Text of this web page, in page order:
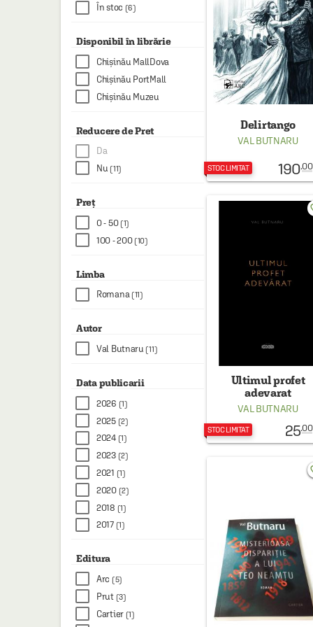
HAINE SI ACCESORII
JOCURI SI JUCARII
PLAYGROUND
COSMETICE
DISNEY
CURSURI LIMBI STRAINE
PROMOȚII ȘI SELECȚII
În stoc (6)
Disponibil în librărie
Chișinău MallDova
Chișinău PortMall
Chișinău Muzeu
Reducere de Pret
Da
Nu (11)
Preț
0 - 50 (1)
100 - 200 (10)
Limba
Romana (11)
Autor
Val Butnaru (11)
Data publicarii
2026 (1)
2025 (2)
2024 (1)
2023 (2)
2021 (1)
2020 (2)
2018 (1)
2017 (1)
Editura
Arc (5)
Prut (3)
Cartier (1)
Delirtango
VAL BUTNARU
STOC LIMITAT 190.00
Ultimul profet
adevarat
VAL BUTNARU
STOC LIMITAT 25.00